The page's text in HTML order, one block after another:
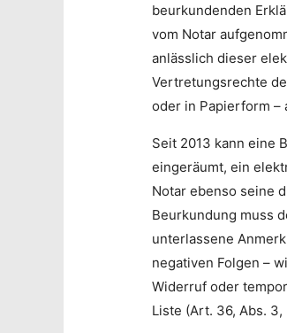
beurkundenden
vom Notar
anlässlich dieser
Vertretungsrechte
oder in Papierform –
Seit 2013 kann eine
eingeräumt, ein
Notar ebenso seine
Beurkundung muss
unterlassene
negativen Folgen –
Widerruf oder
Liste (Art. 36, Abs. 3,